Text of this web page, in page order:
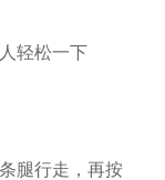
腿行走，再按